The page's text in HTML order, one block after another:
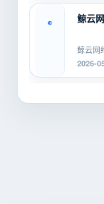
鲸云
鲸云网
息，覆
2026-